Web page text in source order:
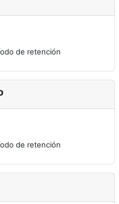
de retención
de retención